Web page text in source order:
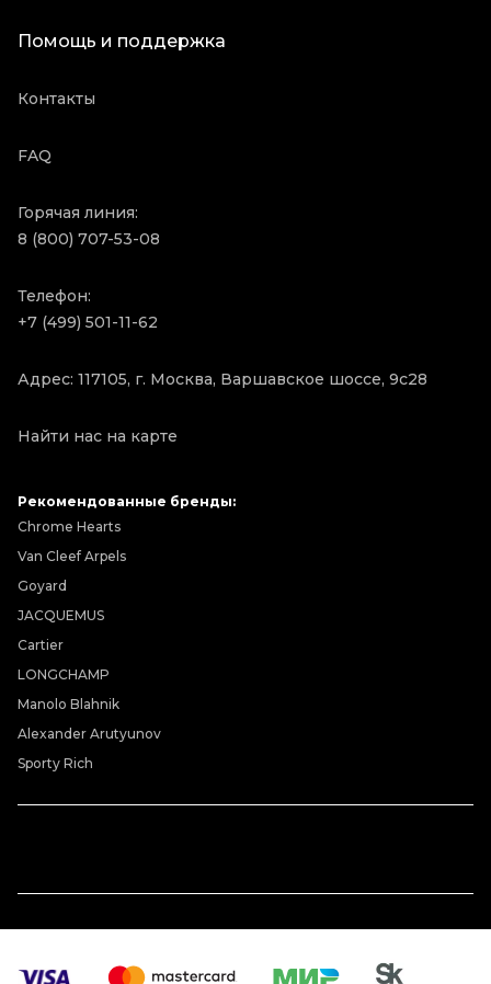
Помощь и поддержка
Контакты
FAQ
Горячая линия:
8 (800) 707-53-08
Телефон:
+7 (499) 501-11-62
Адрес: 117105, г. Москва, Варшавское шоссе, 9с28
Найти нас на карте
Рекомендованные бренды:
Chrome Hearts
Van Cleef Arpels
Goyard
JACQUEMUS
Cartier
LONGCHAMP
Manolo Blahnik
Alexander Arutyunov
Sporty Rich